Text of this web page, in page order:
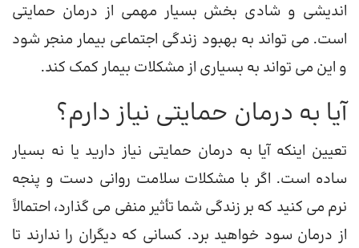
اندیشی و شادی بخش بسیار مهمی از درمان حمایتی
است. می تواند به بهبود زندگی اجتماعی بیمار منجر شود
و این می تواند به بسیاری از مشکلات بیمار کمک کند.
آیا به درمان حمایتی نیاز دارم؟
تعیین اینکه آیا به درمان حمایتی نیاز دارید یا نه بسیار
ساده است. اگر با مشکلات سلامت روانی دست و پنجه
نرم می کنید که بر زندگی شما تأثیر منفی می گذارد، احتمالاً
از درمان سود خواهید برد. کسانی که دیگران را ندارند تا